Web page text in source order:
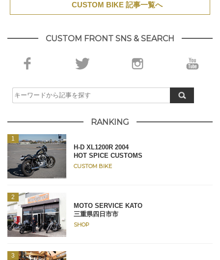
CUSTOM BIKE 記事一覧へ
CUSTOM FRONT SNS & SEARCH
RANKING
H-D XL1200R 2004
HOT SPICE CUSTOMS
CUSTOM BIKE
MOTO SERVICE KATO
三重県四日市市
SHOP